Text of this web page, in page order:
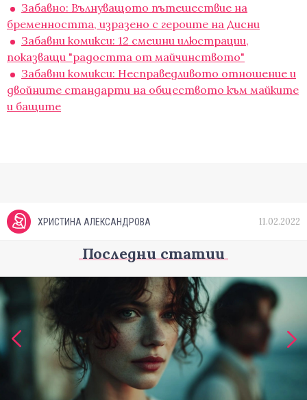
Забавно: Вълнуващото пътешествие на
бременността, изразено с героите на Дисни
Забавни комикси: 12 смешни илюстрации,
показващи "радостта от майчинството"
Забавни комикси: Несправедливото отношение и
двойните стандарти на обществото към майките
и бащите
ХРИСТИНА АЛЕКСАНДРОВА 11.02.2022
Последни статии